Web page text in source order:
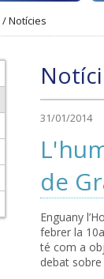
/Notícies
31/01/2014
de
Enguany
febrer la
té com a
debat sobre